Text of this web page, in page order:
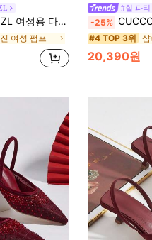
버클 통근 오피스웨어 스틸레토 힐 하이힐 슈즈
여성 펌프
#힐 파티
-25% CUCCOO TILAWA 샴페인
#4 TOP 3위
20,390원